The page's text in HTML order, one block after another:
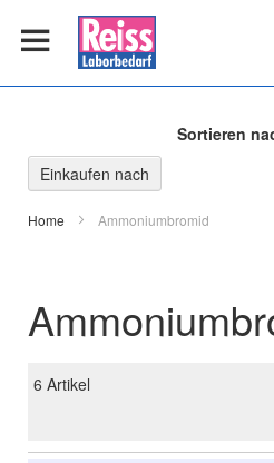
Home Ammoniumbromid
6 Artikel
Sortieren
Einkaufen nach